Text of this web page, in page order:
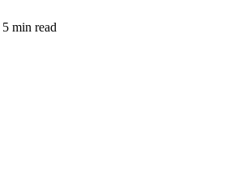
5 min read